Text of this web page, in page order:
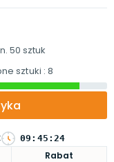
Rabat
50 sztuk
sztuki : 8
: 09 : 45 :23